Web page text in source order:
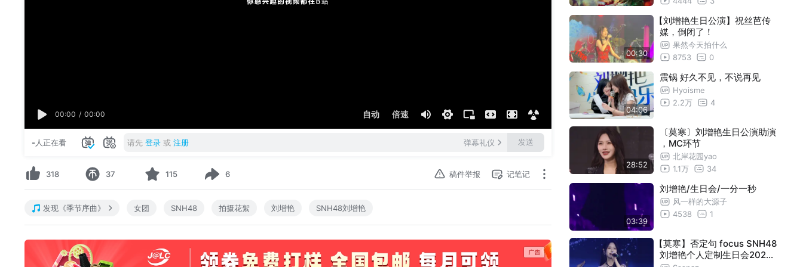
00:00 / 00:00 自动 倍速
-人正在看 请先 登录 或 注册 弹幕礼仪 发送
318 37 115 6 稿件举报 记笔记
发现《季节序曲》 女团 SNH48 拍摄花絮 刘增艳 SNH48刘增艳
00:30
【刘增艳生日公演】祝丝芭传
媒，倒闭了！
果然今天拍什么
8753
0
04:06
震锅 好久不见，不说再见
Hyoisme
2.2万
4
28:52
〔莫寒〕刘增艳生日公演助演
，MC环节
北岸花园yao
1.1万
34
03:39
刘增艳/生日会/一分一秒
风一样的大源子
4538
1
【莫寒】否定句 focus SNH48
刘增艳个人定制生日会20260